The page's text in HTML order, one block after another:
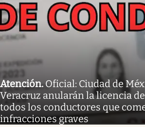
Atención.Oficial: Ciudad de
Veracruz anularán la licencia
todos los conductores que
infracciones graves